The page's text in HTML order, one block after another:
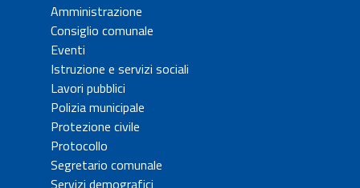
Amministrazione
Consiglio comunale
Eventi
Istruzione e servizi sociali
Lavori pubblici
Polizia municipale
Protezione civile
Protocollo
Segretario comunale
Servizi demografici